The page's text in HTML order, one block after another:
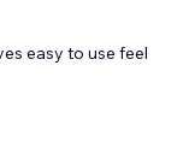
easy to use feel